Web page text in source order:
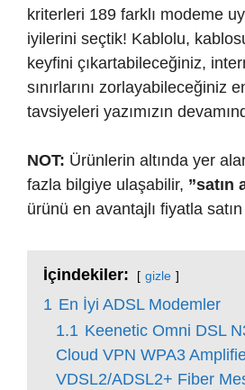
kriterleri 189 farklı modeme
iyilerini seçtik! Kablolu,
keyfini çıkartabileceğiniz,
sınırlarını zorlayabileceğiniz
tavsiyeleri yazımızın
NOT: Ürünlerin altında yer
fazla bilgiye ulaşabilir, ”satın
ürünü en avantajlı fiyatla
İçindekiler: gizle
1 En İyi ADSL Modemler
1.1 Keenetic Omni DSL
Cloud VPN WPA3
VDSL2/ADSL2+ Fiber